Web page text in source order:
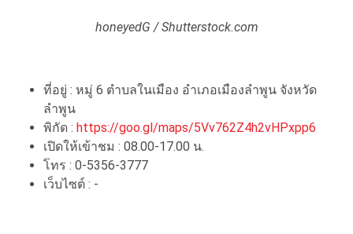
honeyedG / Shutterstock.com
ที่อยู่ : หมู่ 6 ตำบลในเมือง อำเภอเมืองลำพูน จังหวัด
ลำพูน
พิกัด : https://goo.gl/maps/5Vv762Z4h2vHPxpp6
เปิดให้เข้าชม : 08.00-17.00 น.
โทร : 0-5356-3777
เว็บไซต์ : -